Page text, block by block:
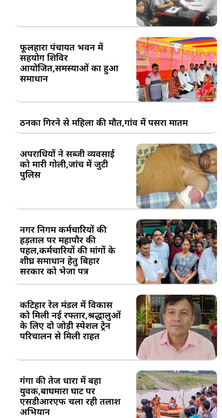
फूलहारा पंचायत भवन में
सहयोग शिविर
आयोजित,समस्याओं का हुआ
समाधान
ठनका गिरने से महिला की मौत,गांव में पसरा मातम
अपराधियों ने सब्जी व्यवसाई
को मारी गोली,जांच में जुटी
पुलिस
नगर निगम कर्मचारियों की
हड़ताल पर महापौर की
पहल,कर्मचारियों की मांगों के
शीघ्र समाधान हेतु बिहार
सरकार को भेजा पत्र
कटिहार रेल मंडल में विकास
को मिली नई रफ्तार,श्रद्धालुओं
के लिए दो जोड़ी स्पेशल ट्रेन
परिचालन से मिली राहत
गंगा की तेज धारा में बहा
युवक,बाघमारा घाट पर
एसडीआरएफ चला रही तलाश
अभियान